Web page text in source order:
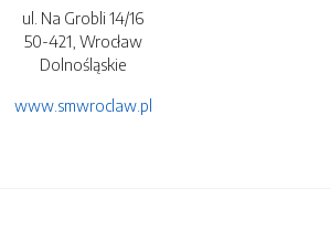
ul. Na Grobli 14/16
50-421, Wrocław
Dolnośląskie
www.smwroclaw.pl